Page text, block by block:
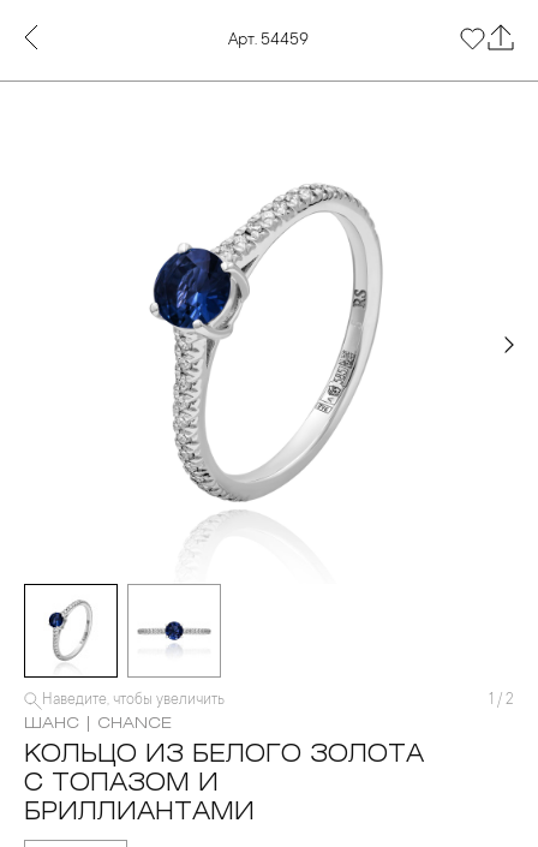
Арт. 54459
Наведите, чтобы увеличить 1 / 2
ШАНС | CHANCE
КОЛЬЦО ИЗ БЕЛОГО ЗОЛОТА
С ТОПАЗОМ И
БРИЛЛИАНТАМИ